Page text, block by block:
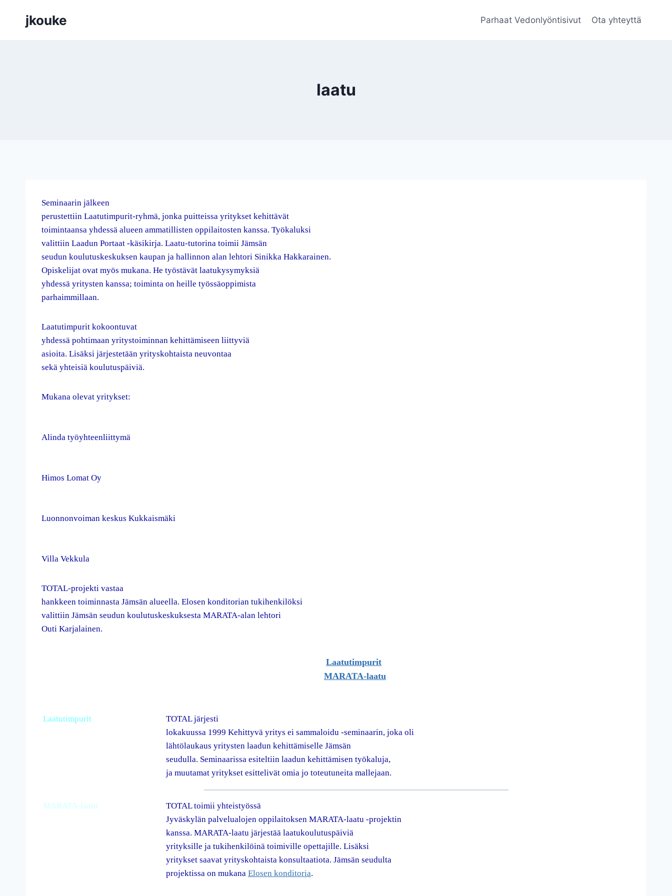
sisältöönjkouke Parhaat Vedonlyöntisivut Ota yhteyttä
laatu
Seminaarin jälkeen
perustettiin Laatutimpurit-ryhmä, jonka puitteissa yritykset kehittävät
toimintaansa yhdessä alueen ammatillisten oppilaitosten kanssa. Työkaluksi
valittiin Laadun Portaat -käsikirja. Laatu-tutorina toimii Jämsän
seudun koulutuskeskuksen kaupan ja hallinnon alan lehtori Sinikka Hakkarainen.
Opiskelijat ovat myös mukana. He työstävät laatukysymyksiä
yhdessä yritysten kanssa; toiminta on heille työssäoppimista
parhaimmillaan.
Laatutimpurit kokoontuvat
yhdessä pohtimaan yritystoiminnan kehittämiseen liittyviä
asioita. Lisäksi järjestetään yrityskohtaista neuvontaa
sekä yhteisiä koulutuspäiviä.
Mukana olevat yritykset:
Alinda työyhteenliittymä
Himos Lomat Oy
Luonnonvoiman keskus Kukkaismäki
Villa Vekkula
TOTAL-projekti vastaa
hankkeen toiminnasta Jämsän alueella. Elosen konditorian tukihenkilöksi
valittiin Jämsän seudun koulutuskeskuksesta MARATA-alan lehtori
Outi Karjalainen.
Laatutimpurit
MARATA-laatu
Laatutimpurit
TOTAL järjesti
lokakuussa 1999 Kehittyvä yritys ei sammaloidu -seminaarin, joka oli
lähtölaukaus yritysten laadun kehittämiselle Jämsän
seudulla. Seminaarissa esiteltiin laadun kehittämisen työkaluja,
ja muutamat yritykset esittelivät omia jo toteutuneita mallejaan.
MARATA-laatu
TOTAL toimii yhteistyössä
Jyväskylän palvelualojen oppilaitoksen MARATA-laatu -projektin
kanssa. MARATA-laatu järjestää laatukoulutuspäiviä
yrityksille ja tukihenkilöinä toimiville opettajille. Lisäksi
yritykset saavat yrityskohtaista konsultaatiota. Jämsän seudulta
projektissa on mukana Elosen konditoria.